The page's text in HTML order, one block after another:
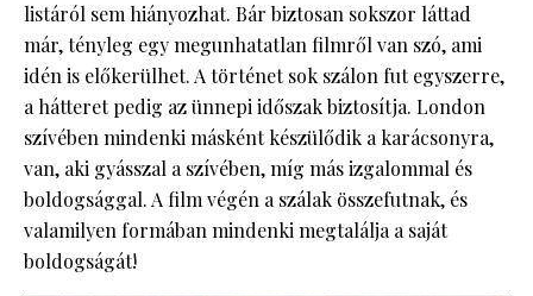
listáról sem hiányozhat. Bár biztosan sokszor láttad
már, tényleg egy megunhatatlan filmről van szó, ami
idén is előkerülhet. A történet sok szálon fut egyszerre,
a hátteret pedig az ünnepi időszak biztosítja. London
szívében mindenki másként készülődik a karácsonyra,
van, aki gyásszal a szívében, míg más izgalommal és
boldogsággal. A film végén a szálak összefutnak, és
valamilyen formában mindenki megtalálja a saját
boldogságát!